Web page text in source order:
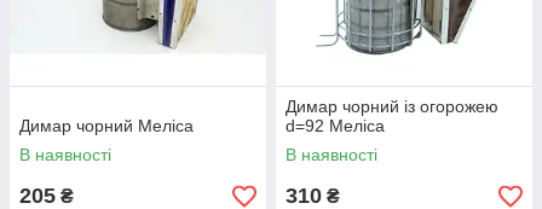
Димар чорний Меліса
В наявності
205 ₴
Димар чорний із огорожею
d=92 Меліса
В наявності
310 ₴